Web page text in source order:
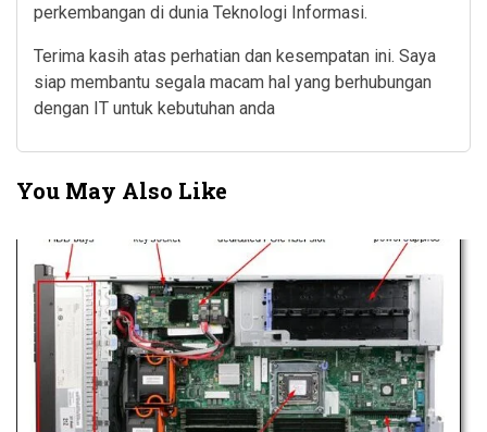
perkembangan di dunia Teknologi Informasi.
Terima kasih atas perhatian dan kesempatan ini. Saya
siap membantu segala macam hal yang berhubungan
dengan IT untuk kebutuhan anda
You May Also Like